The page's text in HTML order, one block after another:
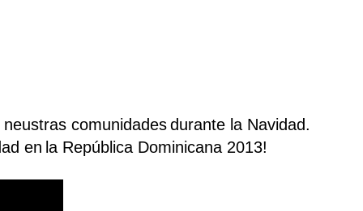
neustras comunidadesdurante la Navidad.
en la República Dominicana 2013!